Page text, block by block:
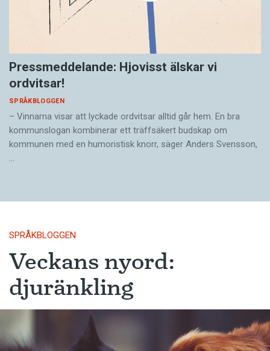
Pressmeddelande: Hjovisst älskar vi
ordvitsar!
SPRÅKBLOGGEN
– Vinnarna visar att lyckade ordvitsar alltid går hem. En bra
kommunslogan kombinerar ett träffsäkert budskap om
kommunen med en humoristisk knorr, säger Anders Svensson,
…
SPRÅKBLOGGEN
Veckans nyord:
djuränkling